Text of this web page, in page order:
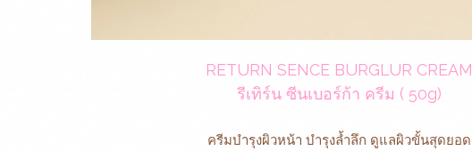
RETURN SENCE BURGLUR CREAM
รีเทิร์น ซีนเบอร์ก้า ครีม ( 50g)
ครีมบำรุงผิวหน้า บำรุงล้ำลึก ดูแลผิวขั้นสุดยอด